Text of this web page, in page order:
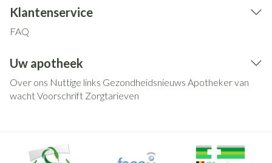
Klantenservice
FAQ
Uw apotheek
Over ons Nuttige links Gezondheidsnieuws Apotheker van
wachtVoorschrift Zorgtarieven